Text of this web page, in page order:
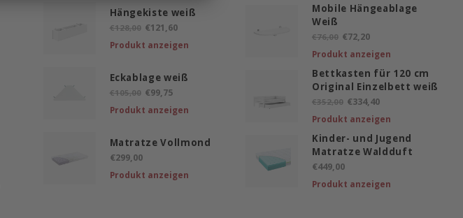
Hängekiste weiß
€128,00 €121,60
Produkt anzeigen
Mobile Hängeablage
Weiß
€76,00 €72,20
Produkt anzeigen
Eckablage weiß
€105,00 €99,75
Produkt anzeigen
Bettkasten für 120 cm
Original Einzelbett weiß
€352,00 €334,40
Produkt anzeigen
Matratze Vollmond
€299,00
Produkt anzeigen
Kinder- und Jugend
Matratze Waldduft
€449,00
Produkt anzeigen